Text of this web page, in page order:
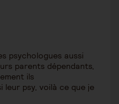
psychologues aussi
parents dépendants,
ils
psy, voilà ce que je